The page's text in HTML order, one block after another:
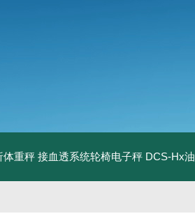
体重秤 接血透系统轮椅电子秤 DCS-Hx油桶搬运车电子秤 上海350kg防爆倒桶称